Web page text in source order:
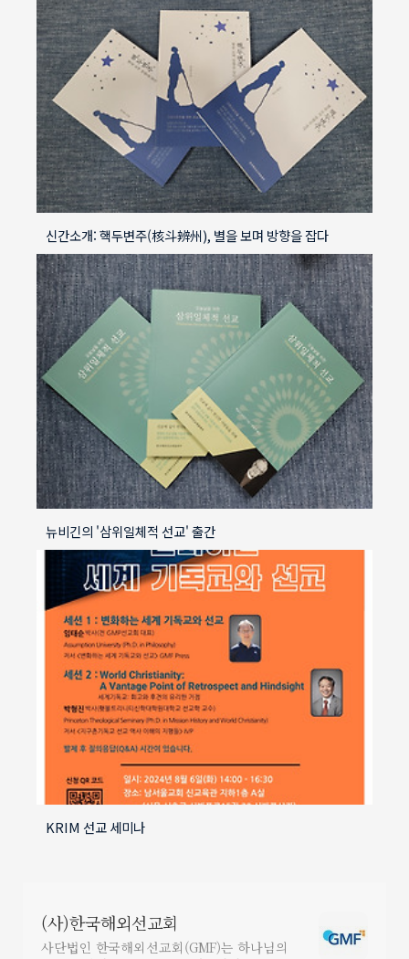
신간소개: 핵두변주(核斗辨州), 별을 보며 방향을 잡다
뉴비긴의 '삼위일체적 선교' 출간
KRIM 선교 세미나
(사)한국해외선교회
사단법인 한국해외선교회(GMF)는 하나님의